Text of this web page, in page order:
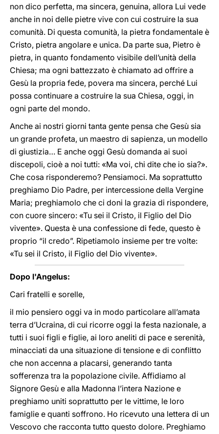
non dico perfetta, ma sincera, genuina, allora Lui vede
anche in noi delle pietre vive con cui costruire la sua
comunità. Di questa comunità, la pietra fondamentale è
Cristo, pietra angolare e unica. Da parte sua, Pietro è
pietra, in quanto fondamento visibile dell’unità della
Chiesa; ma ogni battezzato è chiamato ad offrire a
Gesù la propria fede, povera ma sincera, perché Lui
possa continuare a costruire la sua Chiesa, oggi, in
ogni parte del mondo.
Anche ai nostri giorni tanta gente pensa che Gesù sia
un grande profeta, un maestro di sapienza, un modello
di giustizia… E anche oggi Gesù domanda ai suoi
discepoli, cioè a noi tutti: «Ma voi, chi dite che io sia?».
Che cosa risponderemo? Pensiamoci. Ma soprattutto
preghiamo Dio Padre, per intercessione della Vergine
Maria; preghiamolo che ci doni la grazia di rispondere,
con cuore sincero: «Tu sei il Cristo, il Figlio del Dio
vivente». Questa è una confessione di fede, questo è
proprio “il credo”. Ripetiamolo insieme per tre volte:
«Tu sei il Cristo, il Figlio del Dio vivente».
Dopo l'Angelus:
Cari fratelli e sorelle,
il mio pensiero oggi va in modo particolare all’amata
terra d’Ucraina, di cui ricorre oggi la festa nazionale, a
tutti i suoi figli e figlie, ai loro aneliti di pace e serenità,
minacciati da una situazione di tensione e di conflitto
che non accenna a placarsi, generando tanta
sofferenza tra la popolazione civile. Affidiamo al
Signore Gesù e alla Madonna l’intera Nazione e
preghiamo uniti soprattutto per le vittime, le loro
famiglie e quanti soffrono. Ho ricevuto una lettera di un
Vescovo che racconta tutto questo dolore. Preghiamo